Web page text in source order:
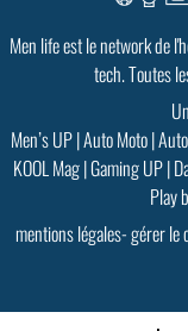
Men life est le network de
tech. Toutes
Men’s UP|Auto Moto|
KOOL Mag|Gaming UP|
Play
mentions légales-gérer le